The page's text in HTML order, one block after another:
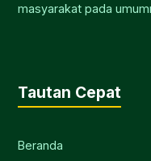
masyarakat pada
Tautan Cepat
Beranda